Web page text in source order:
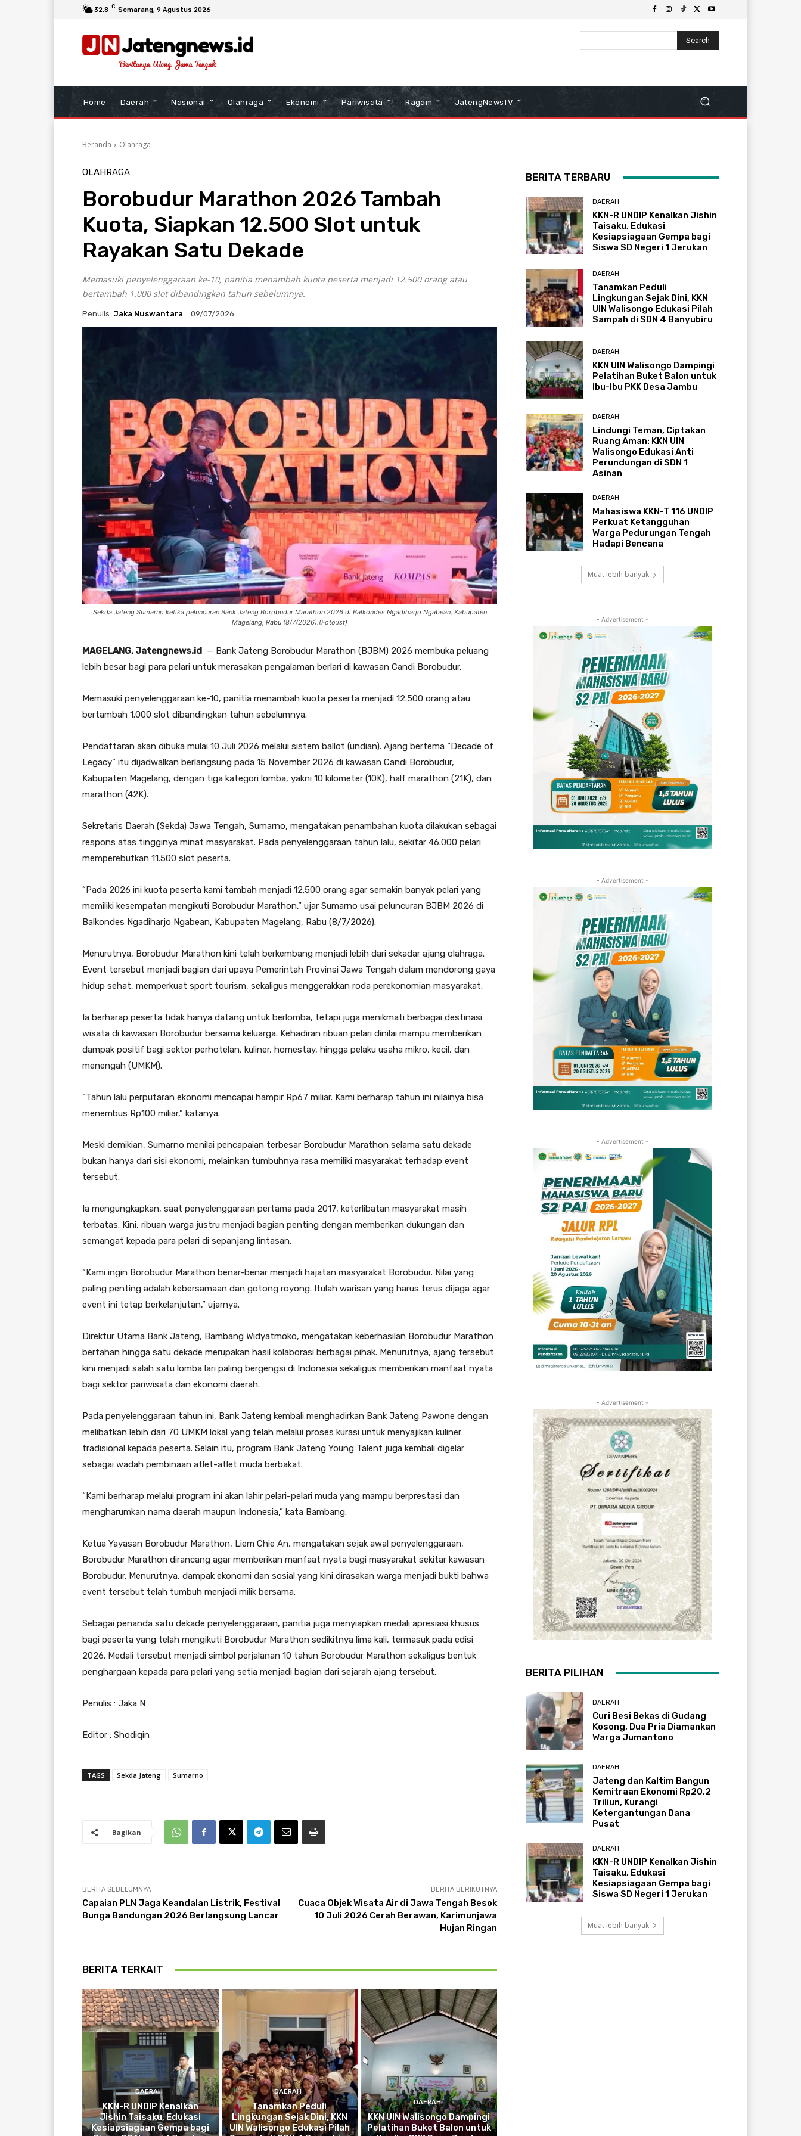
32.8 C Semarang, 9 Agustus 2026
Search
Home Daerah Nasional Olahraga Ekonomi Pariwisata Ragam JatengNewsTV
Beranda Olahraga
OLAHRAGA
Borobudur Marathon 2026 Tambah
Kuota, Siapkan 12.500 Slot untuk
Rayakan Satu Dekade
Memasuki penyelenggaraan ke-10, panitia menambah kuota peserta menjadi 12.500 orang atau
bertambah 1.000 slot dibandingkan tahun sebelumnya.
Penulis: Jaka Nuswantara 09/07/2026
Sekda Jateng Sumarno ketika peluncuran Bank Jateng Borobudur Marathon 2026 di Balkondes Ngadiharjo Ngabean, Kabupaten
Magelang, Rabu (8/7/2026).(Foto:ist)
MAGELANG, Jatengnews.id — Bank Jateng Borobudur Marathon (BJBM) 2026 membuka peluang
lebih besar bagi para pelari untuk merasakan pengalaman berlari di kawasan Candi Borobudur.
Memasuki penyelenggaraan ke-10, panitia menambah kuota peserta menjadi 12.500 orang atau
bertambah 1.000 slot dibandingkan tahun sebelumnya.
Pendaftaran akan dibuka mulai 10 Juli 2026 melalui sistem ballot (undian). Ajang bertema “Decade of
Legacy” itu dijadwalkan berlangsung pada 15 November 2026 di kawasan Candi Borobudur,
Kabupaten Magelang, dengan tiga kategori lomba, yakni 10 kilometer (10K), half marathon (21K), dan
marathon (42K).
Sekretaris Daerah (Sekda) Jawa Tengah, Sumarno, mengatakan penambahan kuota dilakukan sebagai
respons atas tingginya minat masyarakat. Pada penyelenggaraan tahun lalu, sekitar 46.000 pelari
memperebutkan 11.500 slot peserta.
“Pada 2026 ini kuota peserta kami tambah menjadi 12.500 orang agar semakin banyak pelari yang
memiliki kesempatan mengikuti Borobudur Marathon,” ujar Sumarno usai peluncuran BJBM 2026 di
Balkondes Ngadiharjo Ngabean, Kabupaten Magelang, Rabu (8/7/2026).
Menurutnya, Borobudur Marathon kini telah berkembang menjadi lebih dari sekadar ajang olahraga.
Event tersebut menjadi bagian dari upaya Pemerintah Provinsi Jawa Tengah dalam mendorong gaya
hidup sehat, memperkuat sport tourism, sekaligus menggerakkan roda perekonomian masyarakat.
Ia berharap peserta tidak hanya datang untuk berlomba, tetapi juga menikmati berbagai destinasi
wisata di kawasan Borobudur bersama keluarga. Kehadiran ribuan pelari dinilai mampu memberikan
dampak positif bagi sektor perhotelan, kuliner, homestay, hingga pelaku usaha mikro, kecil, dan
menengah (UMKM).
“Tahun lalu perputaran ekonomi mencapai hampir Rp67 miliar. Kami berharap tahun ini nilainya bisa
menembus Rp100 miliar,” katanya.
Meski demikian, Sumarno menilai pencapaian terbesar Borobudur Marathon selama satu dekade
bukan hanya dari sisi ekonomi, melainkan tumbuhnya rasa memiliki masyarakat terhadap event
tersebut.
Ia mengungkapkan, saat penyelenggaraan pertama pada 2017, keterlibatan masyarakat masih
terbatas. Kini, ribuan warga justru menjadi bagian penting dengan memberikan dukungan dan
semangat kepada para pelari di sepanjang lintasan.
“Kami ingin Borobudur Marathon benar-benar menjadi hajatan masyarakat Borobudur. Nilai yang
paling penting adalah kebersamaan dan gotong royong. Itulah warisan yang harus terus dijaga agar
event ini tetap berkelanjutan,” ujarnya.
Direktur Utama Bank Jateng, Bambang Widyatmoko, mengatakan keberhasilan Borobudur Marathon
bertahan hingga satu dekade merupakan hasil kolaborasi berbagai pihak. Menurutnya, ajang tersebut
kini menjadi salah satu lomba lari paling bergengsi di Indonesia sekaligus memberikan manfaat nyata
bagi sektor pariwisata dan ekonomi daerah.
Pada penyelenggaraan tahun ini, Bank Jateng kembali menghadirkan Bank Jateng Pawone dengan
melibatkan lebih dari 70 UMKM lokal yang telah melalui proses kurasi untuk menyajikan kuliner
tradisional kepada peserta. Selain itu, program Bank Jateng Young Talent juga kembali digelar
sebagai wadah pembinaan atlet-atlet muda berbakat.
“Kami berharap melalui program ini akan lahir pelari-pelari muda yang mampu berprestasi dan
mengharumkan nama daerah maupun Indonesia,” kata Bambang.
Ketua Yayasan Borobudur Marathon, Liem Chie An, mengatakan sejak awal penyelenggaraan,
Borobudur Marathon dirancang agar memberikan manfaat nyata bagi masyarakat sekitar kawasan
Borobudur. Menurutnya, dampak ekonomi dan sosial yang kini dirasakan warga menjadi bukti bahwa
event tersebut telah tumbuh menjadi milik bersama.
Sebagai penanda satu dekade penyelenggaraan, panitia juga menyiapkan medali apresiasi khusus
bagi peserta yang telah mengikuti Borobudur Marathon sedikitnya lima kali, termasuk pada edisi
2026. Medali tersebut menjadi simbol perjalanan 10 tahun Borobudur Marathon sekaligus bentuk
penghargaan kepada para pelari yang setia menjadi bagian dari sejarah ajang tersebut.
Penulis : Jaka N
Editor : Shodiqin
TAGS Sekda Jateng Sumarno
Bagikan
BERITA SEBELUMNYA
Capaian PLN Jaga Keandalan Listrik, Festival
Bunga Bandungan 2026 Berlangsung Lancar
BERITA BERIKUTNYA
Cuaca Objek Wisata Air di Jawa Tengah Besok
10 Juli 2026 Cerah Berawan, Karimunjawa
Hujan Ringan
BERITA TERKAIT
DAERAH
KKN-R UNDIP Kenalkan
Jishin Taisaku, Edukasi
Kesiapsiagaan Gempa bagi
DAERAH
Tanamkan Peduli
Lingkungan Sejak Dini, KKN
UIN Walisongo Edukasi Pilah
DAERAH
KKN UIN Walisongo Dampingi
Pelatihan Buket Balon untuk
BERITA TERBARU
DAERAH
KKN-R UNDIP Kenalkan Jishin
Taisaku, Edukasi
Kesiapsiagaan Gempa bagi
Siswa SD Negeri 1 Jerukan
DAERAH
Tanamkan Peduli
Lingkungan Sejak Dini, KKN
UIN Walisongo Edukasi Pilah
Sampah di SDN 4 Banyubiru
DAERAH
KKN UIN Walisongo Dampingi
Pelatihan Buket Balon untuk
Ibu-Ibu PKK Desa Jambu
DAERAH
Lindungi Teman, Ciptakan
Ruang Aman: KKN UIN
Walisongo Edukasi Anti
Perundungan di SDN 1
Asinan
DAERAH
Mahasiswa KKN-T 116 UNDIP
Perkuat Ketangguhan
Warga Pedurungan Tengah
Hadapi Bencana
Muat lebih banyak
- Advertisement -
- Advertisement -
- Advertisement -
- Advertisement -
BERITA PILIHAN
DAERAH
Curi Besi Bekas di Gudang
Kosong, Dua Pria Diamankan
Warga Jumantono
DAERAH
Jateng dan Kaltim Bangun
Kemitraan Ekonomi Rp20,2
Triliun, Kurangi
Ketergantungan Dana
Pusat
DAERAH
KKN-R UNDIP Kenalkan Jishin
Taisaku, Edukasi
Kesiapsiagaan Gempa bagi
Siswa SD Negeri 1 Jerukan
Muat lebih banyak